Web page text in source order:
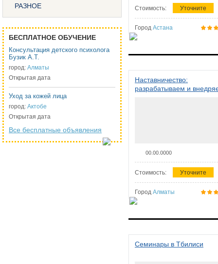
РАЗНОЕ
БЕСПЛАТНОЕ ОБУЧЕНИЕ
Консультация детского психолога
Бузик А.Т.
город: Алматы
Открытая дата
Уход за кожей лица
город: Актобе
Открытая дата
Все бесплатные объявления
Стоимость: Уточните
Город Астана
Наставничество:
разрабатываем и
00.00.0000
Стоимость: Уточните
Город Алматы
Семинары в Тбилиси